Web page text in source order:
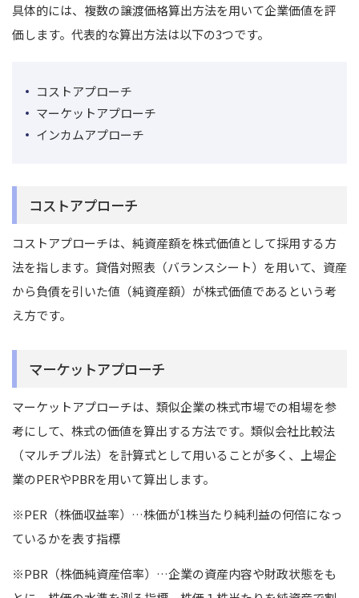
具体的には、複数の譲渡価格算出方法を用いて企業価値を評
価します。代表的な算出方法は以下の3つです。
コストアプローチ
マーケットアプローチ
インカムアプローチ
コストアプローチ
コストアプローチは、純資産額を株式価値として採用する方
法を指します。貸借対照表（バランスシート）を用いて、資産
から負債を引いた値（純資産額）が株式価値であるという考
え方です。
マーケットアプローチ
マーケットアプローチは、類似企業の株式市場での相場を参
考にして、株式の価値を算出する方法です。類似会社比較法
（マルチプル法）を計算式として用いることが多く、上場企
業のPERやPBRを用いて算出します。
※PER（株価収益率）…株価が1株当たり純利益の何倍になっ
ているかを表す指標
※PBR（株価純資産倍率）…企業の資産内容や財政状態をも